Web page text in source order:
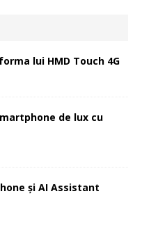
lui HMD Touch 4G
de lux cu
și AI Assistant